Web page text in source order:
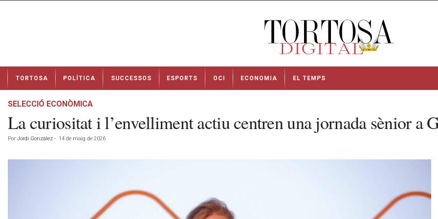
t
TORTOSA POLÍTICA SUCCESSOS ESPORTS OCI ECONOMIA EL TEMPS
SELECCIÓ ECONÒMICA
La curiositat i l’envelliment actiu centren una jornada sènior a
Por Jordi González - 14 de maig de 2026